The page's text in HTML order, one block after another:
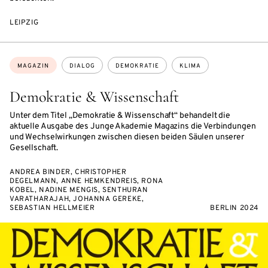
LEIPZIG
Demokratie & Wissenschaft
Unter dem Titel „Demokratie & Wissenschaft“ behandelt die
aktuelle Ausgabe des Junge Akademie Magazins die Verbindungen
und Wechselwirkungen zwischen diesen beiden Säulen unserer
Gesellschaft.
Themen:
MAGAZIN DIALOG DEMOKRATIE KLIMA
ANDREA BINDER, CHRISTOPHER
DEGELMANN, ANNE HEMKENDREIS, RONA
KOBEL, NADINE MENGIS, SENTHURAN
VARATHARAJAH, JOHANNA GEREKE,
SEBASTIAN HELLMEIER
BERLIN 2024